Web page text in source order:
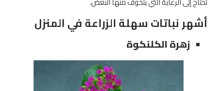
أشهر نباتات سهلة الزراعة في المنزل
زهرة الكلنكوة